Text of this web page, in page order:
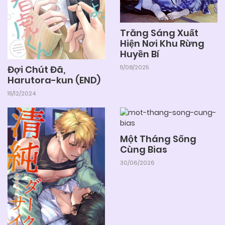
Chapter 48 04/06/2025
Chapter 47 04/06/2025
Chapter 46 04/06/2025
Chapter 45 04/06/2025
Chapter 44 04/06/2025
Chapter 43 04/06/2025
04/06/2025
Đợi Chút Đã,
Harutora-kun (END)
Trăng Sáng Xuất
Hiện Nơi Khu Rừng
Huyền Bí
Một Tháng Sống
Cùng Bias